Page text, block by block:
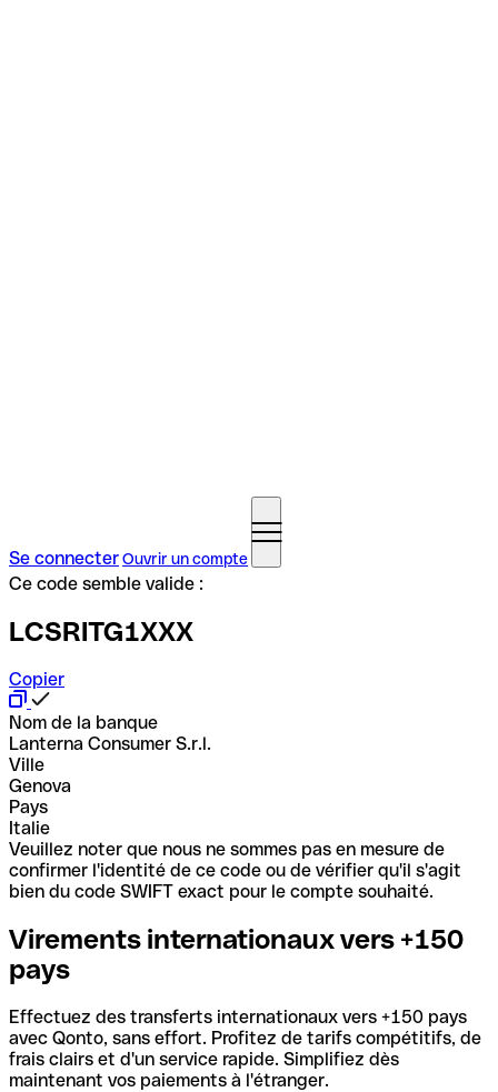
Se connecterOuvrir un compte
Ce code semble valide :
LCSRITG1XXX
Copier
Nom de la banque
Lanterna Consumer S.r.l.
Ville
Genova
Pays
Italie
Veuillez noter que nous ne sommes pas en mesure de
confirmer l'identité de ce code ou de vérifier qu'il s'agit
bien du code SWIFT exact pour le compte souhaité.
Virements internationaux vers +150
pays
Effectuez des transferts internationaux vers +150 pays
avec Qonto, sans effort. Profitez de tarifs compétitifs, de
frais clairs et d'un service rapide. Simplifiez dès
maintenant vos paiements à l'étranger.